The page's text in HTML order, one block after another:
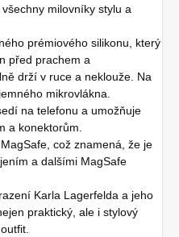
milovníky stylu a
prémiového silikonu, který
před prachem a
drží v ruce a neklouže. Na
mikrovlákna.
na telefonu a umožňuje
a konektorům.
což znamená, že je
a dalšími MagSafe
Karla Lagerfelda a jeho
praktický, ale i stylový